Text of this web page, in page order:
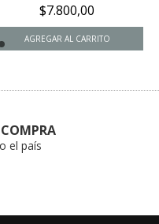
$7.800,00
el país